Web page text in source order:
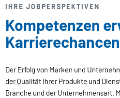
IHRE JOBPERSPEKTIVEN
Kompetenzen
Der Erfolg von Marken und
der Qualität ihrer Produkte und
Branche und der Unternehmensart.